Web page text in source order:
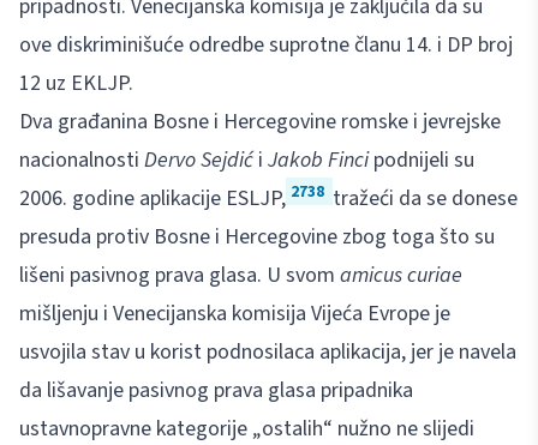
pripadnosti. Venecijanska komisija je zaključila da su
ove diskriminišuće odredbe suprotne članu 14. i DP broj
12 uz EKLJP.
Dva građanina Bosne i Hercegovine romske i jevrejske
nacionalnosti Dervo Sejdići Jakob Fincipodnijeli su
2006. godine aplikacije ESLJP, 2738 tražeći da se donese
presuda protiv Bosne i Hercegovine zbog toga što su
lišeni pasivnog prava glasa. U svom amicus curiae
mišljenju i Venecijanska komisija Vijeća Evrope je
usvojila stav u korist podnosilaca aplikacija, jer je navela
da lišavanje pasivnog prava glasa pripadnika
ustavnopravne kategorije „ostalih“ nužno ne slijedi